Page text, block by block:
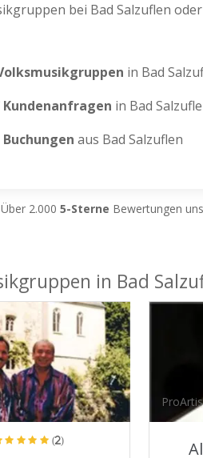
bei Bad Salzuflen
in Bad
Kundenanfragen in Bad
Buchungen aus Bad Salzuflen
Über 2.000 5-Sterne Bewertungen
in Bad
(2)